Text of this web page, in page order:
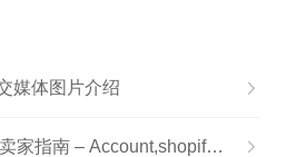
媒体图片介绍
Shopify开店建站营销推卖家指南 – Account,shopify店铺注册